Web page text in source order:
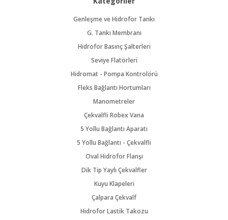
Genleşme ve Hidrofor Tankı
G. Tankı Membranı
Hidrofor Basınç Şalterleri
Seviye Flatörleri
Hidromat - Pompa Kontrolörü
Fleks Bağlantı Hortumları
Manometreler
Çekvalfli Robex Vana
5 Yollu Bağlantı Aparatı
5 Yollu Bağlantı - Çekvalfli
Oval Hidrofor Flanşı
Dik Tip Yaylı Çekvalfler
Kuyu Klapeleri
Çalpara Çekvalf
Hidrofor Lastik Takozu